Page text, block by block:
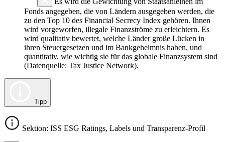
Fonds angegeben, die von Ländern ausgegeben werden, die
zu den Top 10 des Financial Secrecy Index gehören. Ihnen
wird vorgeworfen, illegale Finanzströme zu erleichtern. Es
wird qualitativ bewertet, welche Länder große Lücken in
ihren Steuergesetzen und im Bankgeheimnis haben, und
quantitativ, wie wichtig sie für das globale Finanzsystem sind
(Datenquelle: Tax Justice Network).
Tipp
Sektion: ISS ESG Ratings, Labels und Transparenz-Profil